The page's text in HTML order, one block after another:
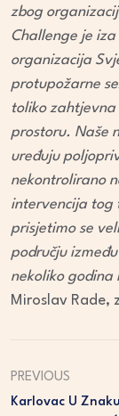
zbog
Challenge je
organizacija
protupožarne
toliko
prostoru. Naše
uređuju
nekontrolirano
intervencija tog
prisjetimo se
području
nekoliko godina
Miroslav Rade,
PREVIOUS
Karlovac U